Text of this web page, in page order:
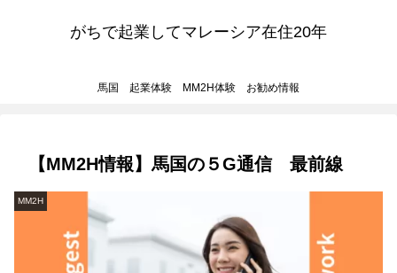
がちで起業してマレーシア在住20年
馬国 起業体験 MM2H体験 お勧め情報
【MM2H情報】馬国の５G通信 最前線
MM2H